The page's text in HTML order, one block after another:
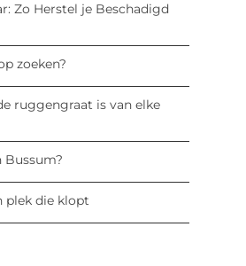
Zo Herstel je Beschadigd
zoeken?
ruggengraat is van elke
Bussum?
plek die klopt